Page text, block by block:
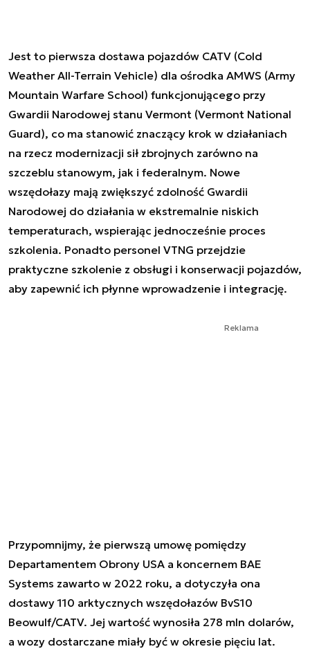
Jest to pierwsza dostawa pojazdów CATV (Cold
Weather All-Terrain Vehicle) dla ośrodka AMWS (Army
Mountain Warfare School) funkcjonującego przy
Gwardii Narodowej stanu Vermont (Vermont National
Guard), co ma stanowić znaczący krok w działaniach
na rzecz modernizacji sił zbrojnych zarówno na
szczeblu stanowym, jak i federalnym. Nowe
wszędołazy mają zwiększyć zdolność Gwardii
Narodowej do działania w ekstremalnie niskich
temperaturach, wspierając jednocześnie proces
szkolenia. Ponadto personel VTNG przejdzie
praktyczne szkolenie z obsługi i konserwacji pojazdów,
aby zapewnić ich płynne wprowadzenie i integrację.
Reklama
Przypomnijmy, że pierwszą umowę pomiędzy
Departamentem Obrony USA a koncernem BAE
Systems zawarto w 2022 roku, a dotyczyła ona
dostawy 110 arktycznych wszędołazów BvS10
Beowulf/CATV. Jej wartość wynosiła 278 mln dolarów,
a wozy dostarczane miały być w okresie pięciu lat.